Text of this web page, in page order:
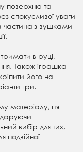
поверхню та
спокусливої уваги
частина з вушками
в руці,
Також іграшка
його на
гри.
матеріалу, ця
даруючи
вибір для тих,
подвійної